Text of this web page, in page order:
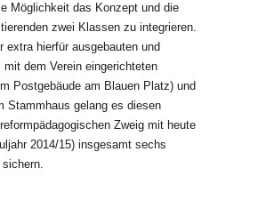
Möglichkeit das Konzept und die
zwei Klassen zu integrieren.
extra hierfür ausgebauten und
mit dem Verein eingerichteten
Postgebäude am Blauen Platz) und
Stammhaus gelang es diesen
Zweig mit heute
2014/15) insgesamt sechs